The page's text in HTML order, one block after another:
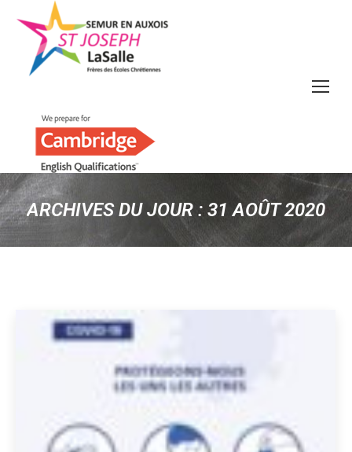
ARCHIVES DU JOUR : 31 AOÛT 2020